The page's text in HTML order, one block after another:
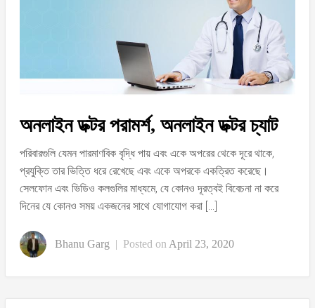
অনলাইন ডক্টর পরামর্শ, অনলাইন ডক্টর চ্যাট
পরিবারগুলি যেমন পারমাণবিক বৃদ্ধি পায় এবং একে অপরের থেকে দূরে থাকে,
প্রযুক্তি তার ভিত্তি ধরে রেখেছে এবং একে অপরকে একত্রিত করেছে।
সেলফোন এবং ভিডিও কলগুলির মাধ্যমে, যে কোনও দূরত্বই বিবেচনা না করে
দিনের যে কোনও সময় একজনের সাথে যোগাযোগ করা […]
Bhanu Garg | Posted on April 23, 2020